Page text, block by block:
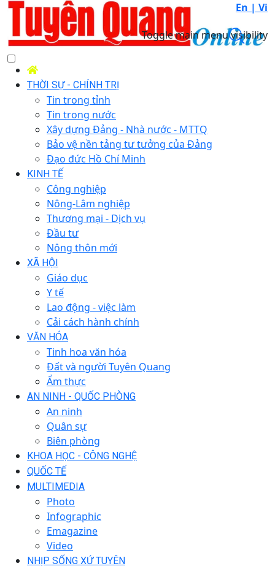
En | Vi
Toggle main menu visibility
THỜI SỰ - CHÍNH TRỊ
Tin trong tỉnh
Tin trong nước
Xây dựng Đảng - Nhà nước - MTTQ
Bảo vệ nền tảng tư tưởng của Đảng
Đạo đức Hồ Chí Minh
KINH TẾ
Công nghiệp
Nông-Lâm nghiệp
Thương mại - Dịch vụ
Đầu tư
Nông thôn mới
XÃ HỘI
Giáo dục
Y tế
Lao động - việc làm
Cải cách hành chính
VĂN HÓA
Tinh hoa văn hóa
Đất và người Tuyên Quang
Ẩm thực
AN NINH - QUỐC PHÒNG
An ninh
Quân sự
Biên phòng
KHOA HỌC - CÔNG NGHỆ
QUỐC TẾ
MULTIMEDIA
Photo
Infographic
Emagazine
Video
NHỊP SỐNG XỨ TUYÊN